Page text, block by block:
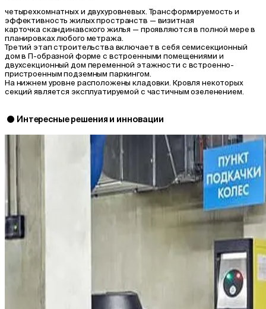
четырехкомнатных и двухуровневых. Трансформируемость и
эффективность жилых пространств — визитная
карточка скандинавского жилья — проявляются в полной мере в
планировках любого метража.
Третий этап строительства включает в себя семисекционный
дом в П-образной форме с встроенными помещениями и
двухсекционный дом переменной этажности с встроенно-
пристроенным подземным паркингом.
На нижнем уровне расположены кладовки. Кровля некоторых
секций является эксплуатируемой с частичным озеленением.
Интересные решения и инновации